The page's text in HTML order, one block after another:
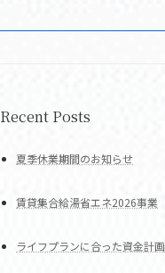
Recent Posts
夏季休業期間のお知らせ
賃貸集合給湯省エネ2026事業
ライフプランに合った資金計画